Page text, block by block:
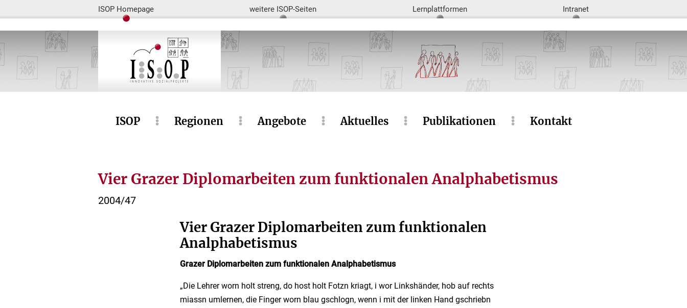
ISOP Homepage weitere ISOP-Seiten Lernplattformen Intranet
ISOP Regionen Angebote Aktuelles Publikationen Kontakt
Vier Grazer Diplomarbeiten zum funktionalen Analphabetismus
2004/47
Vier Grazer Diplomarbeiten zum funktionalen
Analphabetismus
Grazer Diplomarbeiten zum funktionalen Analphabetismus
„Die Lehrer worn holt streng, do host holt Fotzn kriagt, i wor Linkshänder, hob auf rechts
miassn umlernen, die Finger worn blau gschlogn, wenn i mit der linken Hand gschriebn